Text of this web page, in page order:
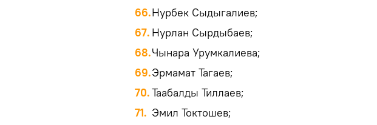
Нурбек Сыдыгалиев;
Нурлан Сырдыбаев;
Чынара Урумкалиева;
Эрмамат Тагаев;
Таабалды Тиллаев;
Эмил Токтошев;